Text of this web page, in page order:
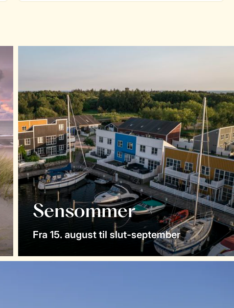
Sensommer
Fra 15. august til slut-september